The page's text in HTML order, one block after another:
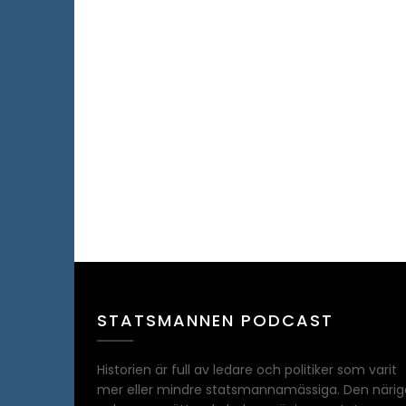
STATSMANNEN PODCAST
Historien är full av ledare och politiker som varit
mer eller mindre statsmannamässiga. Den